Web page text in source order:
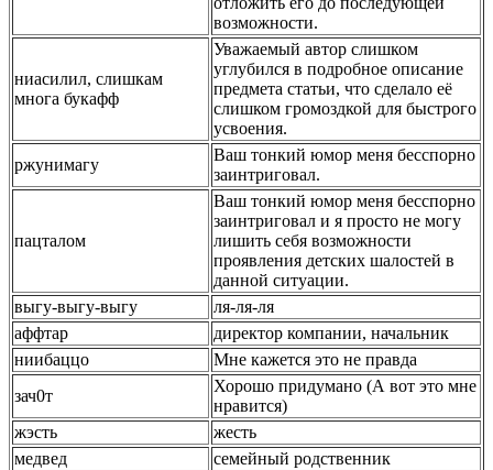
возможности.
ниасилил, слишкам
многа букафф
Уважаемый автор слишком
углубился в подробное описание
предмета статьи, что сделало её
слишком громоздкой для быстрого
усвоения.
ржунимагу
Ваш тонкий юмор меня бесспорно
заинтриговал.
пацталом
Ваш тонкий юмор меня бесспорно
заинтриговал и я просто не могу
лишить себя возможности
проявления детских шалостей в
данной ситуации.
выгу-выгу-выгу
ля-ля-ля
аффтар
директор компании, начальник
ниибаццо
Мне кажется это не правда
зач0т
Хорошо придумано (А вот это мне
нравится)
жэсть
жесть
медвед
семейный родственник